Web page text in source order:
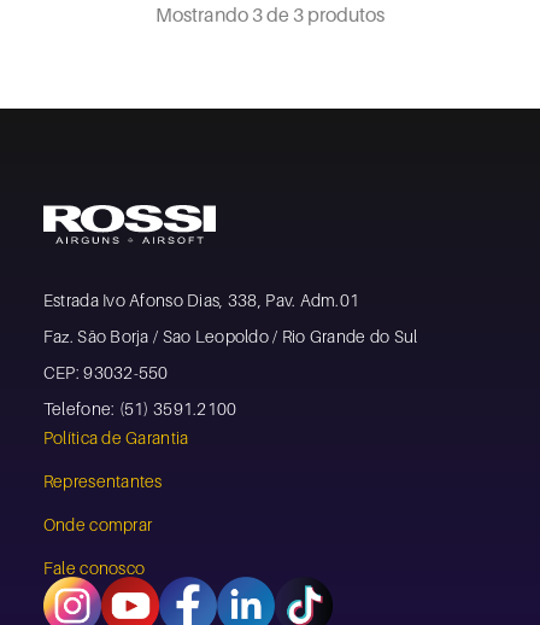
Mostrando 3de 3 produtos
Estrada Ivo Afonso Dias, 338, Pav. Adm.01
Faz. São Borja / Sao Leopoldo / Rio Grande do Sul
CEP: 93032-550
Telefone: (51) 3591.2100
Política de Garantia
Representantes
Onde comprar
Fale conosco